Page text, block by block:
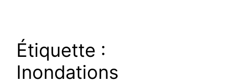
Étiquette :
Inondations